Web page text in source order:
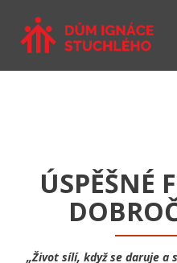
ÚSPĚŠNÉ
„Život sílí, když se daruje a